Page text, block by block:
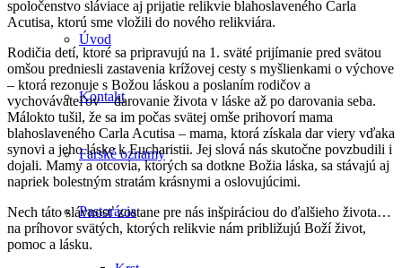
Úvod
Kontakt
Farské oznamy
Pastorácia
spoločenstvo sláviace aj prijatie relikvie blahoslaveného Carla
Acutisa, ktorú sme vložili do nového relikviára.
Rodičia detí, ktoré sa pripravujú na 1. sväté prijímanie pred svätou
omšou predniesli zastavenia krížovej cesty s myšlienkami o výchove
– ktorá rezonuje s Božou láskou a poslaním rodičov a
vychovávateľov – darovanie života v láske až po darovania seba.
Málokto tušil, že sa im počas svätej omše prihovorí mama
blahoslaveného Carla Acutisa – mama, ktorá získala dar viery vďaka
synovi a jeho láske k Eucharistii. Jej slová nás skutočne povzbudili i
dojali. Mamy a otcovia, ktorých sa dotkne Božia láska, sa stávajú aj
napriek bolestným stratám krásnymi a oslovujúcimi.
Nech táto slávnosť zostane pre nás inšpiráciou do ďalšieho života…
na príhovor svätých, ktorých relikvie nám približujú Boží život,
pomoc a lásku.